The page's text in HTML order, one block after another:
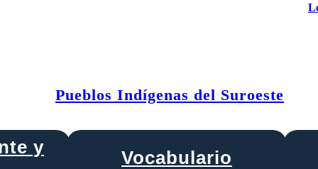
Pueblos Indígenas del Suroeste
y Vocabulario